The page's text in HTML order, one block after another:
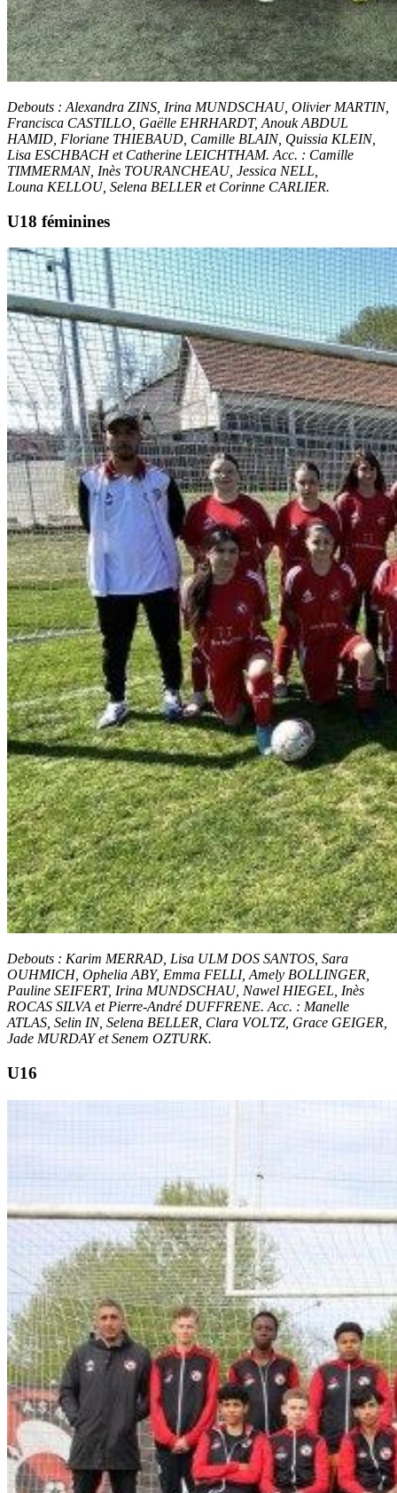
Debouts : Alexandra ZINS, Irina MUNDSCHAU, Olivier MARTIN,
Francisca CASTILLO, Gaëlle EHRHARDT, Anouk ABDUL
HAMID, Floriane THIEBAUD, Camille BLAIN, Quissia KLEIN,
Lisa ESCHBACH et Catherine LEICHTHAM. Acc. : Camille
TIMMERMAN, Inès TOURANCHEAU, Jessica NELL,
Louna KELLOU, Selena BELLER et Corinne CARLIER.
U18 féminines
Debouts : Karim MERRAD, Lisa ULM DOS SANTOS, Sara
OUHMICH, Ophelia ABY, Emma FELLI, Amely BOLLINGER,
Pauline SEIFERT, Irina MUNDSCHAU, Nawel HIEGEL, Inès
ROCAS SILVA et Pierre-André DUFFRENE. Acc. : Manelle
ATLAS, Selin IN, Selena BELLER, Clara VOLTZ, Grace GEIGER,
Jade MURDAY et Senem OZTURK.
U16